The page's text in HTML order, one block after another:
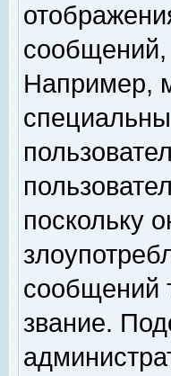
сообщений,
Например,
поскольку
сообщений
звание.